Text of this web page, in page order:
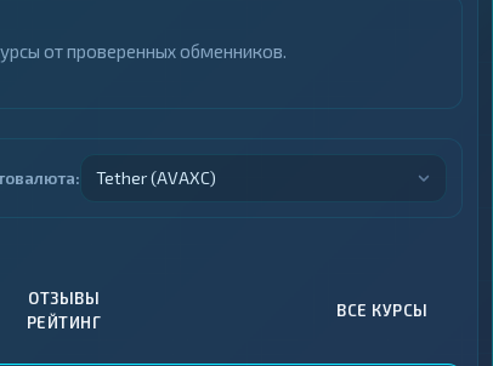
от проверенных обменников.
Tether (AVAXC)
ОТЗЫВЫ
РЕЙТИНГ
ВСЕ КУРСЫ